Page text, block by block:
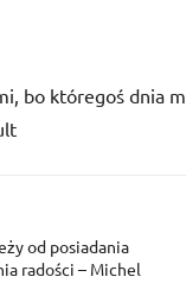
bo któregoś dnia
od posiadania
radości – Michel